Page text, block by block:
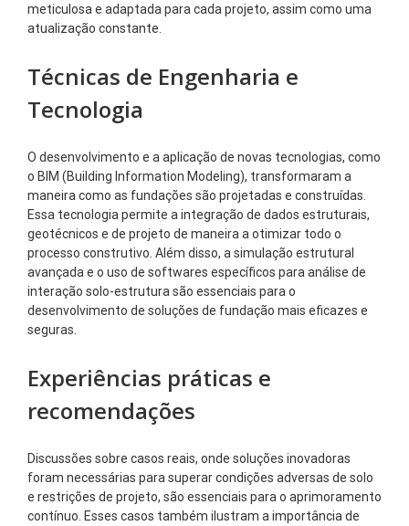
meticulosa e adaptada para cada projeto, assim como uma
atualização constante.
Técnicas de Engenharia e
Tecnologia
O desenvolvimento e a aplicação de novas tecnologias, como
o BIM (Building Information Modeling), transformaram a
maneira como as fundações são projetadas e construídas.
Essa tecnologia permite a integração de dados estruturais,
geotécnicos e de projeto de maneira a otimizar todo o
processo construtivo. Além disso, a simulação estrutural
avançada e o uso de softwares específicos para análise de
interação solo-estrutura são essenciais para o
desenvolvimento de soluções de fundação mais eficazes e
seguras.
Experiências práticas e
recomendações
Discussões sobre casos reais, onde soluções inovadoras
foram necessárias para superar condições adversas de solo
e restrições de projeto, são essenciais para o aprimoramento
contínuo. Esses casos também ilustram a importância de